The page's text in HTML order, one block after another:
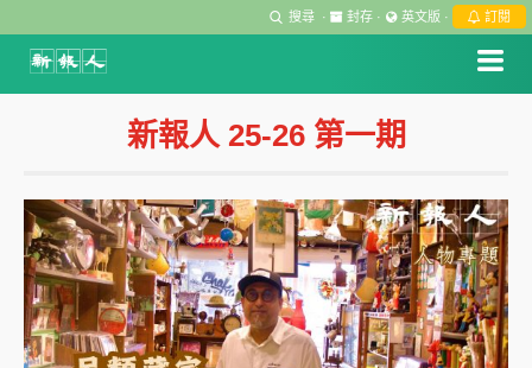
搜尋 · 封存 · 英文版 · 訂閱
新報人 25-26 第一期